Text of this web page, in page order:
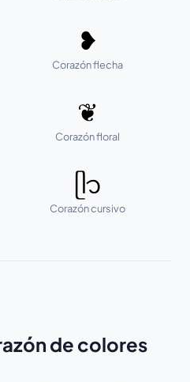
❥
Corazón flecha
❦
Corazón floral
ᥫ᭡
Corazón cursivo
de colores